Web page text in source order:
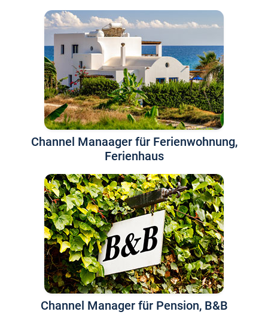
Channel Manaager für Ferienwohnung,
Ferienhaus
Channel Manager für Pension, B&B